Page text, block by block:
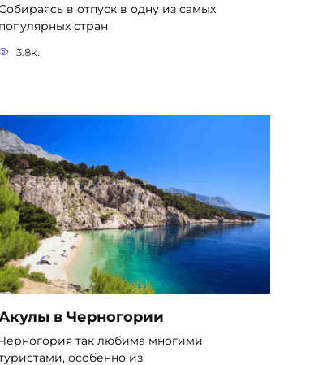
в отпуск в одну из самых
популярных стран
3.8к.
в Черногории
так любима многими
особенно из